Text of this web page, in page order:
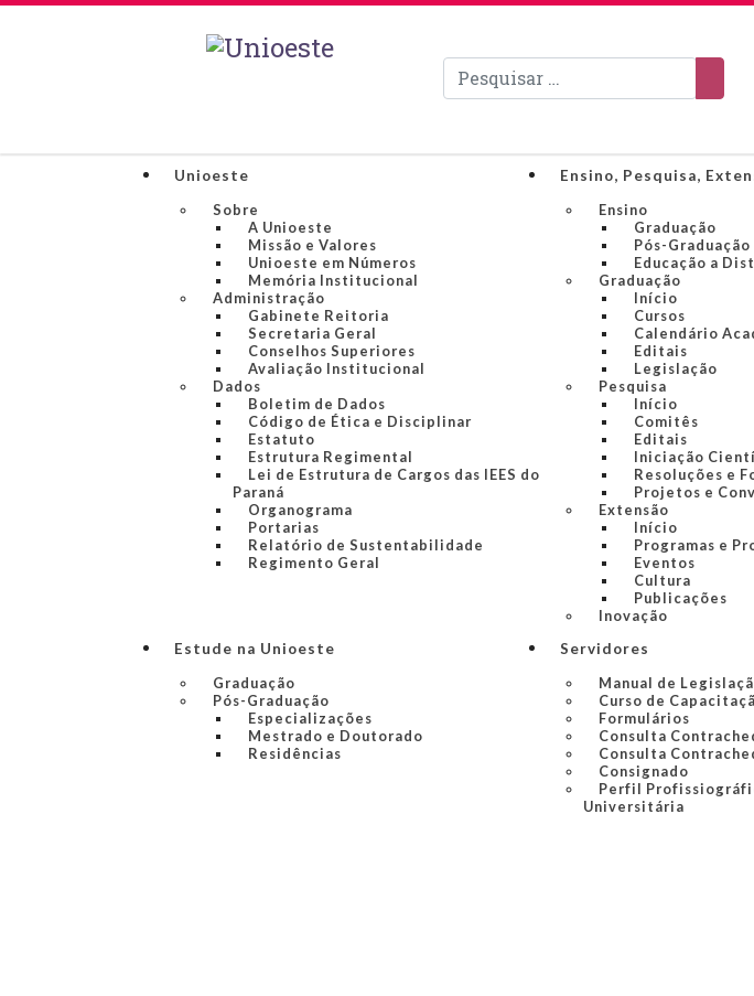
Pesquisar
Unioeste
Sobre
A Unioeste
Missão e Valores
Unioeste em Números
Memória Institucional
Administração
Gabinete Reitoria
Secretaria Geral
Conselhos Superiores
Avaliação Institucional
Dados
Boletim de Dados
Código de Ética e Disciplinar
Estatuto
Estrutura Regimental
Lei de Estrutura de Cargos das IEES do
Paraná
Organograma
Portarias
Relatório de Sustentabilidade
Regimento Geral
Ensino, Pesquisa,
Ensino
Graduação
Pós-Graduação
Educação a
Graduação
Início
Cursos
Calendário
Editais
Legislação
Pesquisa
Início
Comitês
Editais
Iniciação
Resoluções e
Projetos e
Extensão
Início
Programas e
Eventos
Cultura
Publicações
Inovação
Estude na Unioeste
Graduação
Pós-Graduação
Especializações
Mestrado e Doutorado
Residências
Servidores
Manual de
Curso de
Formulários
Consulta
Consulta
Consignado
Perfil
Universitária